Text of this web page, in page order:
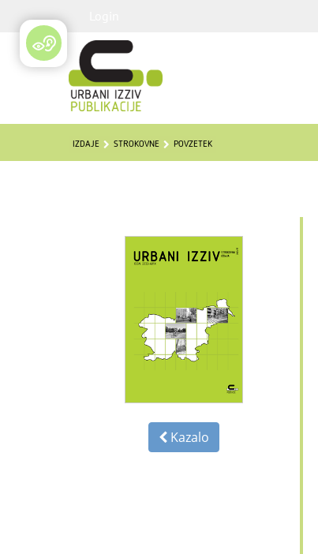
IZDAJE STROKOVNE POVZETEK
Kazalo